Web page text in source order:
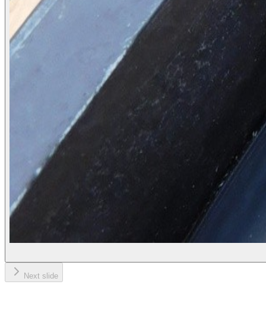
Next slide